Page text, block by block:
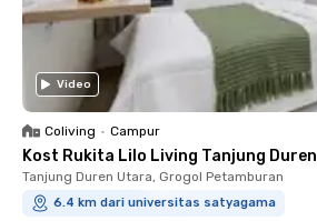
Video
Coliving • Campur
Kost Rukita Lilo Living Tanjung Duren
Tanjung Duren Utara, Grogol Petamburan
6.4 km dari universitas satyagama